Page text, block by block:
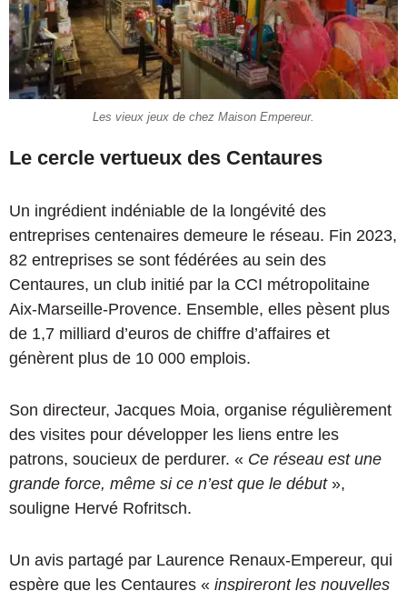
Les vieux jeux de chez Maison Empereur.
Le cercle vertueux des Centaures
Un ingrédient indéniable de la longévité des
entreprises centenaires demeure le réseau. Fin 2023,
82 entreprises se sont fédérées au sein des
Centaures, un club initié par la CCI métropolitaine
Aix-Marseille-Provence. Ensemble, elles pèsent plus
de 1,7 milliard d’euros de chiffre d’affaires et
génèrent plus de 10 000 emplois.
Son directeur, Jacques Moia, organise régulièrement
des visites pour développer les liens entre les
patrons, soucieux de perdurer. « Ce réseau est une
grande force, même si ce n’est que le début»,
souligne Hervé Rofritsch.
Un avis partagé par Laurence Renaux-Empereur, qui
espère que les Centaures « inspireront les nouvelles